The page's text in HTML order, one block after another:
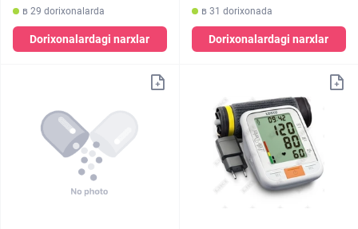
в 29 dorixonalarda
Dorixonalardagi narxlar
в 31 dorixonada
Dorixonalardagi narxlar